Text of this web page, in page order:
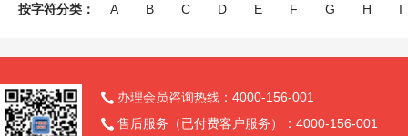
按字符分类： A B C D E F G H I
 办理会员咨询热线：4000-156-001
 售后服务（已付费客户服务）：4000-156-001